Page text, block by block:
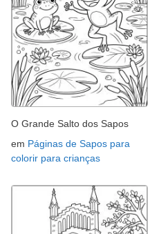
O Grande Salto dos Sapos
em Páginas de Sapos para
colorir para crianças